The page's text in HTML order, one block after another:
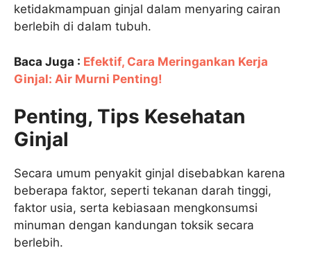
ketidakmampuan ginjal dalam menyaring cairan
berlebih di dalam tubuh.
Baca Juga : Efektif, Cara Meringankan Kerja
Ginjal: Air Murni Penting!
Penting, Tips Kesehatan
Ginjal
Secara umum penyakit ginjal disebabkan karena
beberapa faktor, seperti tekanan darah tinggi,
faktor usia, serta kebiasaan mengkonsumsi
minuman dengan kandungan toksik secara
berlebih.